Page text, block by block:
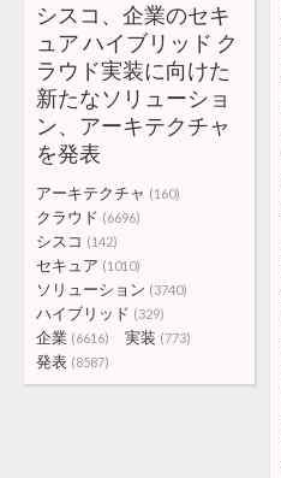
シスコ、企業のセキ
ュア ハイブリッド ク
ラウド実装に向けた
新たなソリューショ
ン、アーキテクチャ
を発表
アーキテクチャ (160)
クラウド (6696)
シスコ (142)
セキュア (1010)
ソリューション (3740)
ハイブリッド (329)
企業 (6616) 実装 (773)
発表 (8587)